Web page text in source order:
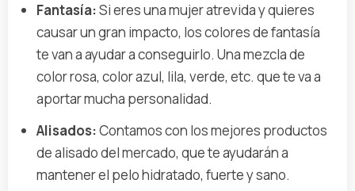
Fantasía:Si eres una mujer atrevida y quieres
causar un gran impacto, los colores de fantasía
te van a ayudar a conseguirlo. Una mezcla de
color rosa, color azul, lila, verde, etc. que te va a
aportar mucha personalidad.
Alisados:Contamos con los mejores productos
de alisado del mercado, que te ayudarán a
mantener el pelo hidratado, fuerte y sano.